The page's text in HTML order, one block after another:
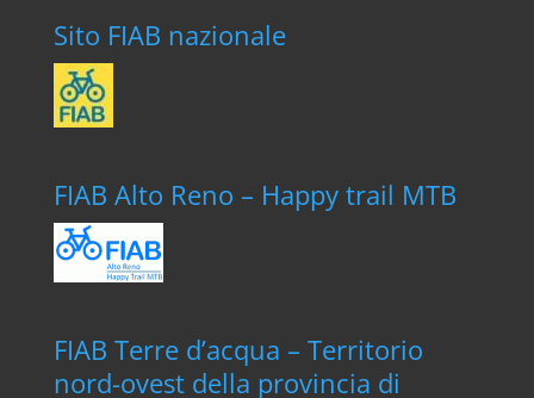
Sito FIAB nazionale
FIAB Alto Reno – Happy trail MTB
FIAB Terre d’acqua – Territorio
nord-ovest della provincia di